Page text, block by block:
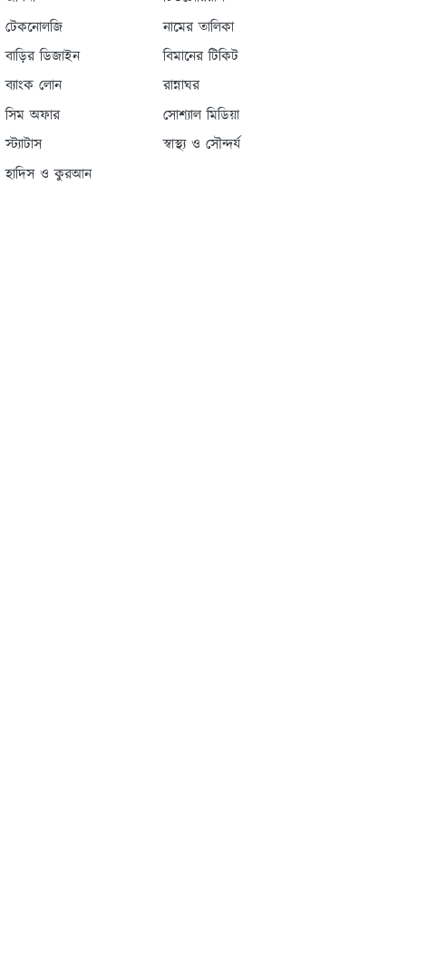
টেকনোলজি
নামের তালিকা
বাড়ির ডিজাইন
বিমানের টিকিট
ব্যাংক লোন
রান্নাঘর
সিম অফার
সোশ্যাল মিডিয়া
স্ট্যাটাস
স্বাস্থ্য ও সৌন্দর্য
হাদিস ও কুরআন